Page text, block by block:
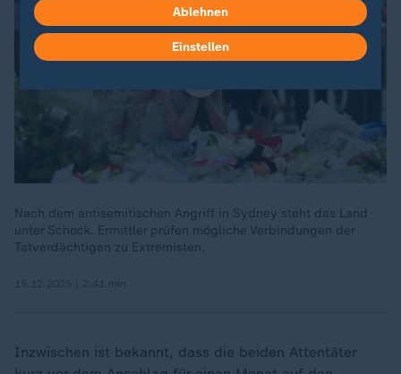
Nach dem antisemitischen Angriff in Sydney steht das Land
unter Schock. Ermittler prüfen mögliche Verbindungen der
Tatverdächtigen zu Extremisten.
Inzwischen ist bekannt, dass die beiden Attentäter
Ablehnen
Einstellen